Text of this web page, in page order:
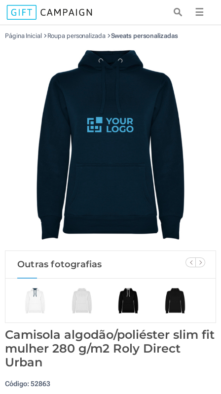
☰
Página Inicial Roupa personalizada Sweats personalizadas
Outras fotografias
Camisola algodão/poliéster slim fit
mulher 280 g/m2 Roly Direct
Urban
Código:52863